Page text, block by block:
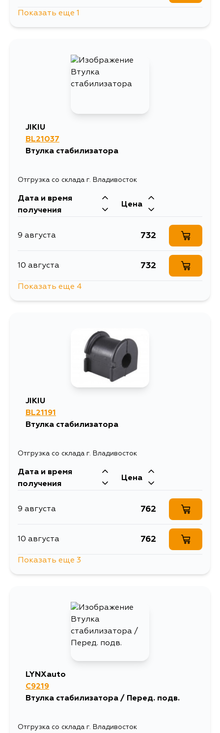
Показать еще 1
JIKIU
BL21037
Втулка стабилизатора
Отгрузка со склада г. Владивосток
Дата и время
получения
Цена
9 августа 732
10 августа 732
732
Показать еще 4
JIKIU
BL21191
Втулка стабилизатора
Отгрузка со склада г. Владивосток
Дата и время
получения
Цена
9 августа 762
10 августа 762
Показать еще 3
LYNXauto
C9219
Втулка стабилизатора / Перед. подв.
Отгрузка со склада г. Владивосток